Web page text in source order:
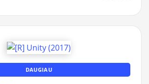
DAUGIAU